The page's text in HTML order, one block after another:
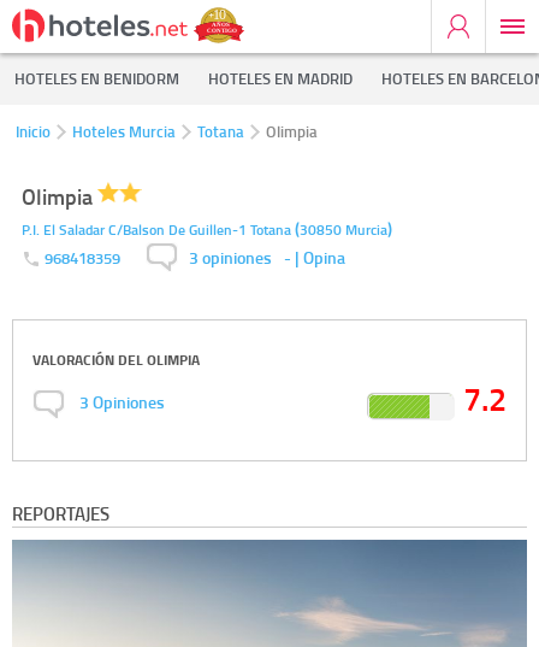
HOTELES EN BENIDORM HOTELES EN MADRID HOTELES EN
Inicio Hoteles Murcia Totana Olimpia
Olimpia
P.I. El Saladar C/Balson De Guillen-1 Totana(30850 Murcia)
968418359 3 opiniones - | Opina
VALORACIÓN DELOLIMPIA
3Opiniones 7.2
REPORTAJES